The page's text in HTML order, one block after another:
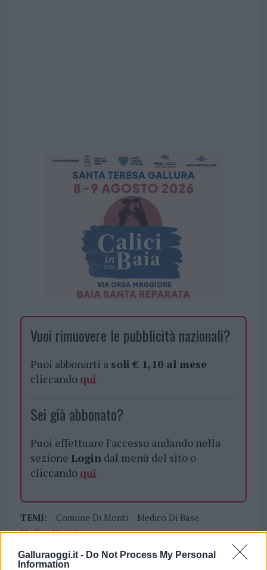
Galluraoggi.it - Do Not Process My Personal
Information
Vuoi rimuovere le pubblicità nazionali?
Puoi abbonarti a soli € 1,10 al mese
cliccando qui
Sei già abbonato?
Puoi effettuare l'accesso andando nella
sezione Logindal menù del sito o
cliccando qui
TEMI: Comune Di Monti
Medico Di Base
Medico Monti
Inviaci le tue segnalazioni,